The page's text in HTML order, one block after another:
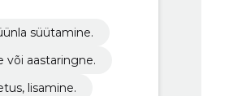
süütamine.
või aastaringne.
lisamine.